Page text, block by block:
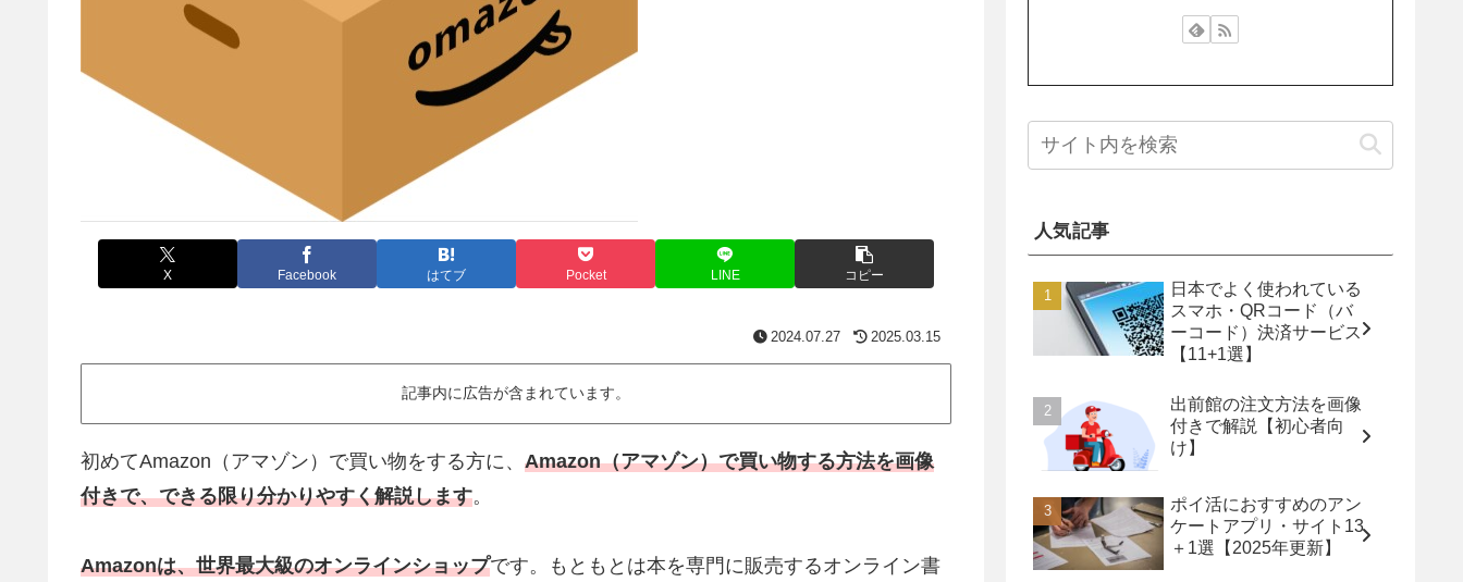
X Facebook はてブ Pocket LINE コピー
2024.07.27 2025.03.15
記事内に広告が含まれています。
初めてAmazon（アマゾン）で買い物をする方に、 Amazon（アマゾン）で買い物する方法を画像
付きで、できる限り分かりやすく解説します。
Amazonは、世界最大級のオンラインショップです。もともとは本を専門に販売するオンライン書
人気記事
日本でよく使われている
スマホ・QRコード（バ
ーコード）決済サービス
【11+1選】
出前館の注文方法を画像
付きで解説【初心者向
け】
ポイ活におすすめのアン
ケートアプリ・サイト13
＋1選【2025年更新】